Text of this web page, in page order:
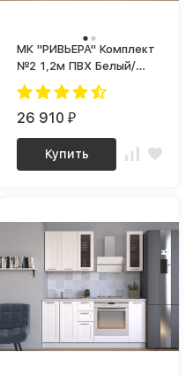
МК "РИВЬЕРА" Комплект
№2 1,2м ПВХ Белый/
Дуб Сонома/ корпус
Супербелый (1181 Ш)
26 910₽
Купить